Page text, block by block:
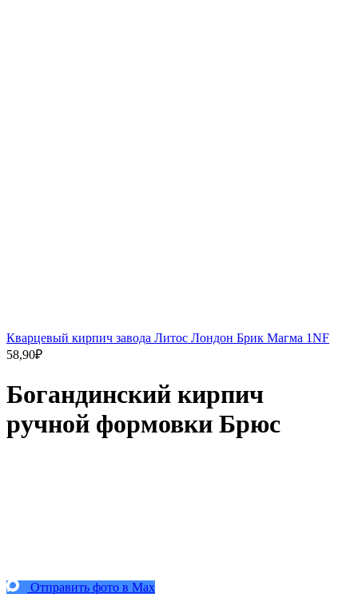
Кварцевый кирпич завода Литос Лондон Брик Магма 1NF
58,90₽
Богандинский кирпич
ручной формовки Брюс
Отправить фото в Max